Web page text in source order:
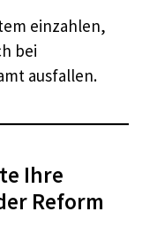
einzahlen,
bei
ausfallen.
Ihre
Reform